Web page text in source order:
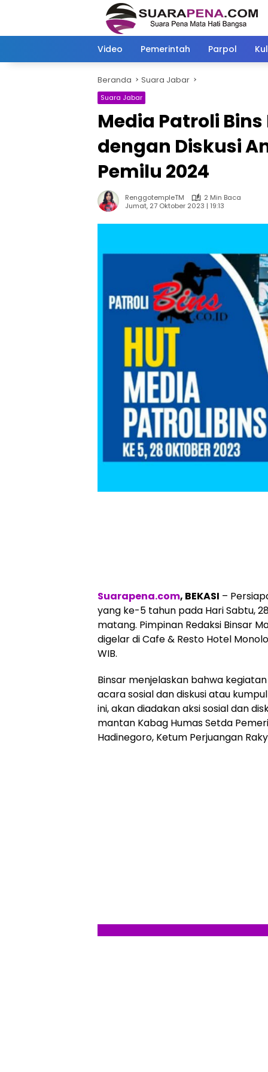
Video Pemerintah Parpol
Beranda Suara Jabar
Suara Jabar
Media Patroli
dengan Diskusi
Pemilu 2024
RenggotempleTM
2 Min Baca
Jumat, 27 Oktober 2023 | 19:13
Suarapena.com, BEKASI –
yang ke-5 tahun pada Hari Sabtu,
matang. Pimpinan Redaksi Binsar
digelar di Cafe & Resto Hotel
WIB.
Binsar menjelaskan bahwa
acara sosial dan diskusi atau
ini, akan diadakan aksi sosial dan
mantan Kabag Humas Setda
Hadinegoro, Ketum Perjuangan